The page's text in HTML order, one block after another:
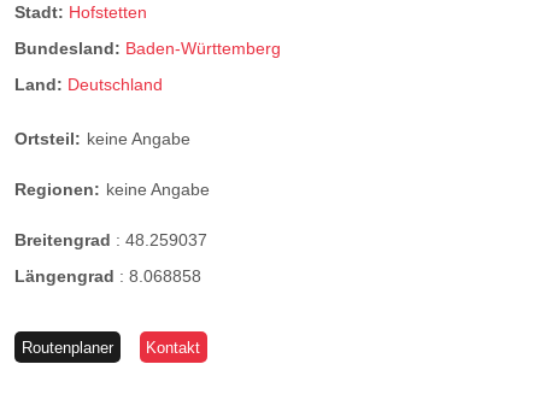
Stadt: Hofstetten
Bundesland: Baden-Württemberg
Land: Deutschland
Ortsteil: keine Angabe
Regionen: keine Angabe
Breitengrad : 48.259037
Längengrad : 8.068858
Routenplaner Kontakt